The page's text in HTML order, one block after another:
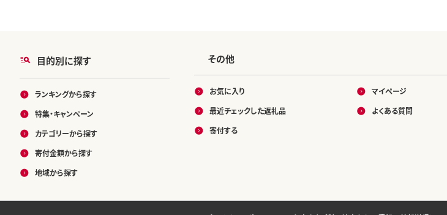
目的別に探す
ランキングから探す
特集・キャンペーン
カテゴリーから探す
寄付金額から探す
地域から探す
その他
お気に入り
最近チェックした返礼品
寄付する
マイページ
よくある質問